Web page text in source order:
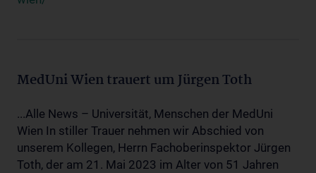
MedUni Wien trauert um Jürgen Toth
...Alle News – Universität, Menschen der MedUni
Wien In stiller Trauer nehmen wir Abschied von
unserem Kollegen, Herrn Fachoberinspektor Jürgen
Toth, der am 21. Mai 2023 im Alter von 51 Jahren